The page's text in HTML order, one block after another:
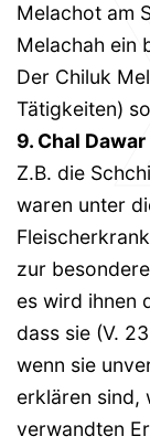
Melachot am
Melachah ein
Der Chiluk
Tätigkeiten)
9. Chal
Z.B. die
waren unter
zur
es wird ihnen
dass sie (V.
wenn sie
erklären sind,
verwandten